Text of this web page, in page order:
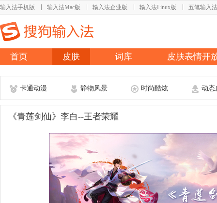
输入法手机版 输入法Mac版 输入法企业版 输入法Linux版 五笔输入法
首页 皮肤 词库 皮肤表情开
卡通动漫 静物风景 时尚酷炫 动态
《青莲剑仙》李白--王者荣耀